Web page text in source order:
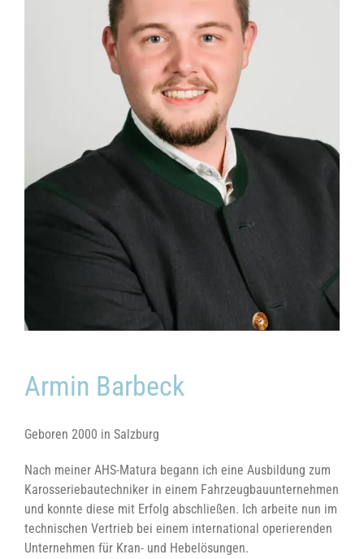
Armin Barbeck
Geboren 2000 in Salzburg
Nach meiner AHS-Matura begann ich eine Ausbildung zum
Karosseriebautechniker in einem Fahrzeugbauunternehmen
und konnte diese mit Erfolg abschließen. Ich arbeite nun im
technischen Vertrieb bei einem international operierenden
Unternehmen für Kran- und Hebelösungen.